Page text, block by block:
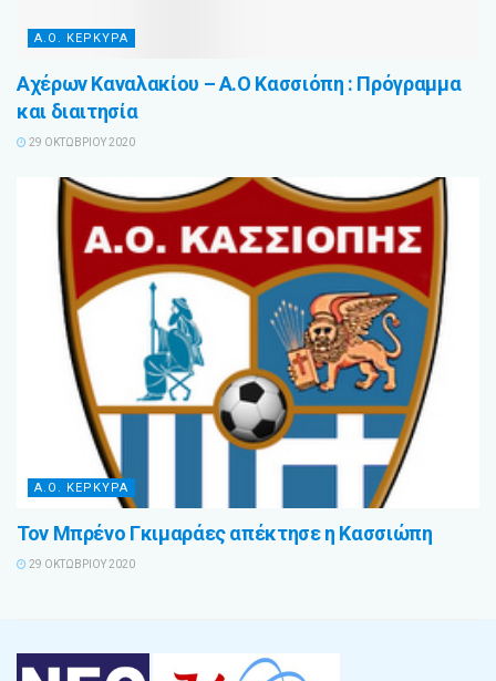
Α.Ο. ΚΕΡΚΥΡΑ
Αχέρων Καναλακίου – Α.Ο Κασσιόπη : Πρόγραμμα
και διαιτησία
29 ΟΚΤΩΒΡΊΟΥ 2020
Α.Ο. ΚΕΡΚΥΡΑ
Τον Μπρένο Γκιμαράες απέκτησε η Κασσιώπη
29 ΟΚΤΩΒΡΊΟΥ 2020